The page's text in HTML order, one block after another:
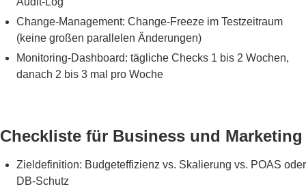
Change-Management: Change-Freeze im Testzeitraum
(keine großen parallelen Änderungen)
Monitoring-Dashboard: tägliche Checks 1 bis 2 Wochen,
danach 2 bis 3 mal pro Woche
Checkliste für Business und Marketing
Zieldefinition: Budgeteffizienz vs. Skalierung vs. POAS oder
DB-Schutz